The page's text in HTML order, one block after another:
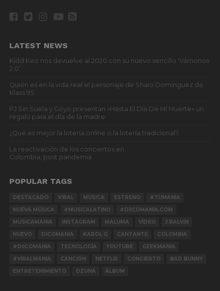
LATEST NEWS
Kidd Keo nos devuelve al 2020 con su nuevo sencillo ‘Vámonos
2.0’
Quién es en la vida real el personaje de Shaio Dominguez de
Klass 95
PJ Sin Suela y Goyo presentan «Hasta El Día De Mi Muerte» un
regalo para el día de la madre
¿Qué es mejor la lotería online o la lotería tradicional?
La reactivación de los conciertos en
Colombia, post pandemia
POPULAR TAGS
DESTACADO VIRAL MÚSICA ESTRENO
#TUMANIA
NUEVA MÚSICA
#MUSICALATINO
#DIICOMANIA.COM
MUSICAMANIA
INSTAGRAM MALUMA VÍDEO
J BALVIN
NUEVO
DICOMANIA KAROL G CANTANTE
COLOMBIA
#DIICOMANIA
TECNOLOGÍA YOUTUBE
GEEKMANIA
#VIRALMANIA
CANCIÓN NETFLIX CONCIERTO
BAD BUNNY
ENTRETENIMIENTO
OZUNA ÁLBUM